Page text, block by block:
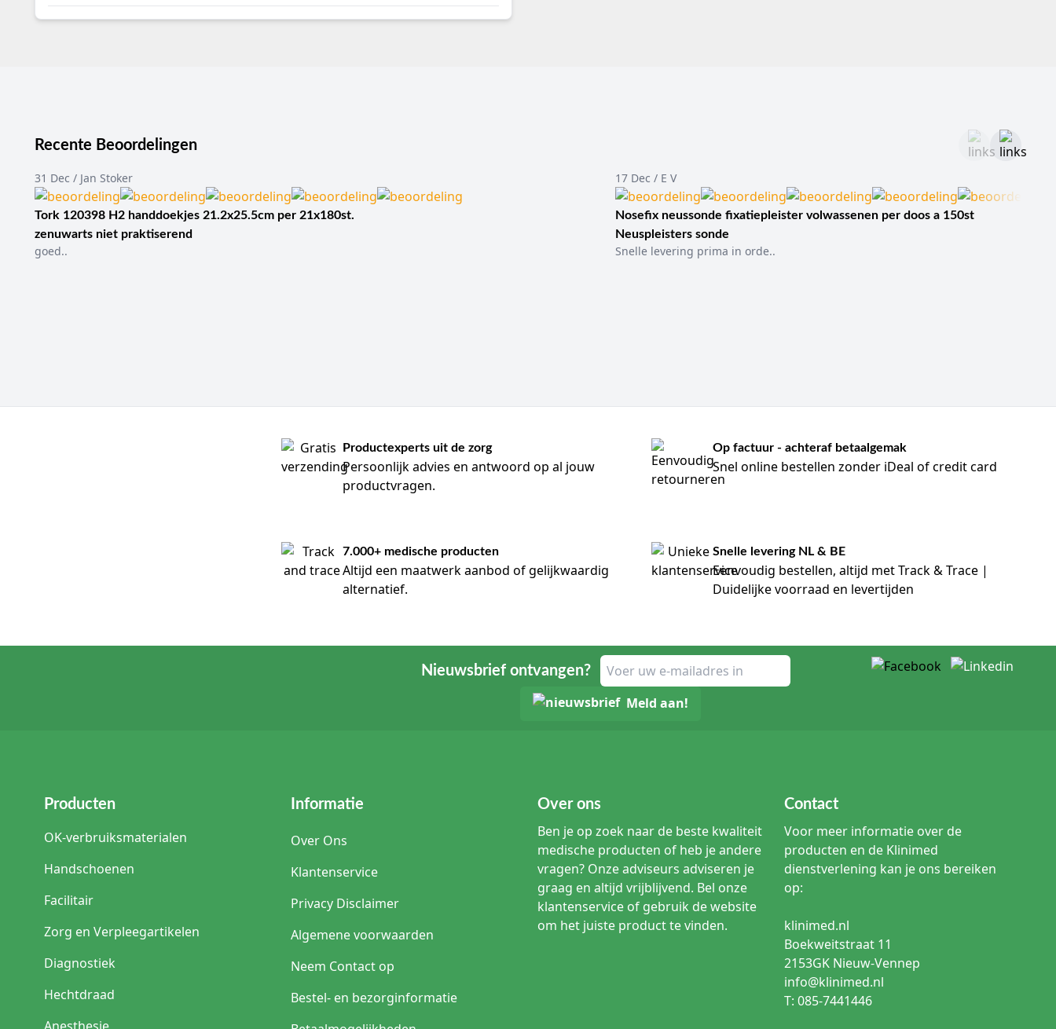
Recente Beoordelingen
31 Dec / Jan Stoker
Tork 120398 H2 handdoekjes 21.2x25.5cm per 21x180st.
zenuwarts niet praktiserend
goed..
17 Dec / E V
Nosefix neussonde fixatiepleister volwassenen per doos a 150st
Neuspleisters sonde
Snelle levering prima in orde..
Productexperts uit de zorg
Persoonlijk advies en antwoord op al jouw
productvragen.
Op factuur - achteraf betaalgemak
Snel online bestellen zonder iDeal of credit card
7.000+ medische producten
Altijd een maatwerk aanbod of gelijkwaardig
alternatief.
Snelle levering NL & BE
Eenvoudig bestellen, altijd met Track & Trace |
Duidelijke voorraad en levertijden
Nieuwsbrief ontvangen?
Meld aan!
Producten
OK-verbruiksmaterialen
Handschoenen
Facilitair
Zorg en Verpleegartikelen
Diagnostiek
Hechtdraad
Informatie
Over Ons
Klantenservice
Privacy Disclaimer
Algemene voorwaarden
Neem Contact op
Bestel- en bezorginformatie
Over ons
Ben je op zoek naar de beste kwaliteit
medische producten of heb je andere
vragen? Onze adviseurs adviseren je
graag en altijd vrijblijvend. Bel onze
klantenservice of gebruik de website
om het juiste product te vinden.
Contact
Voor meer informatie over de
producten en de Klinimed
dienstverlening kan je ons bereiken
op:
klinimed.nl
Boekweitstraat 11
2153GK Nieuw-Vennep
info@klinimed.nl
T: 085-7441446